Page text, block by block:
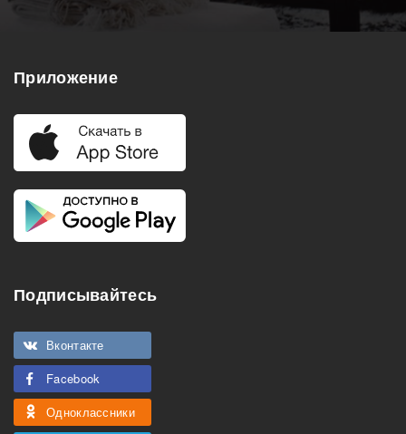
Приложение
Подписывайтесь
Вконтакте
Facebook
Одноклассники